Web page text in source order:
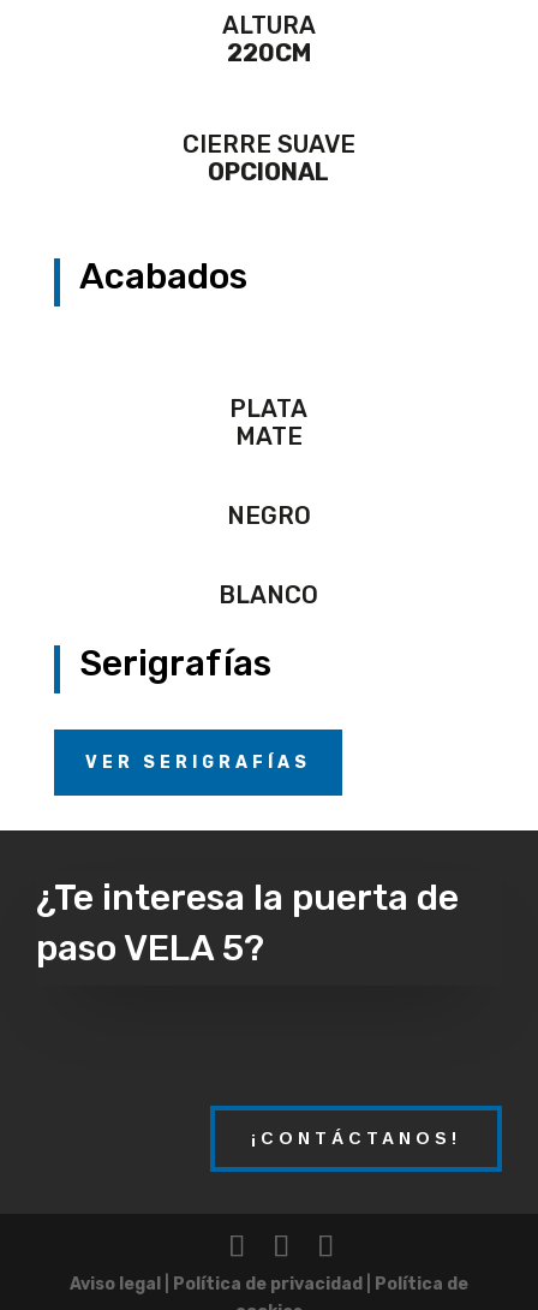
ALTURA
220CM
CIERRE SUAVE
OPCIONAL
Acabados
PLATA
MATE
NEGRO
BLANCO
Serigrafías
VER SERIGRAFÍAS
¿Te interesa la puerta de
paso VELA 5?
¡CONTÁCTANOS!
Aviso legal Política de privacidad
Política de